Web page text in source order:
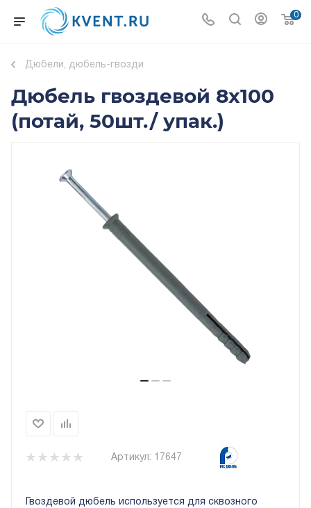
0
Дюбели, дюбель-гвозди
Дюбель гвоздевой 8x100
(потай, 50шт./ упак.)
Артикул: 17647
Гвоздевой дюбель используется для сквозного